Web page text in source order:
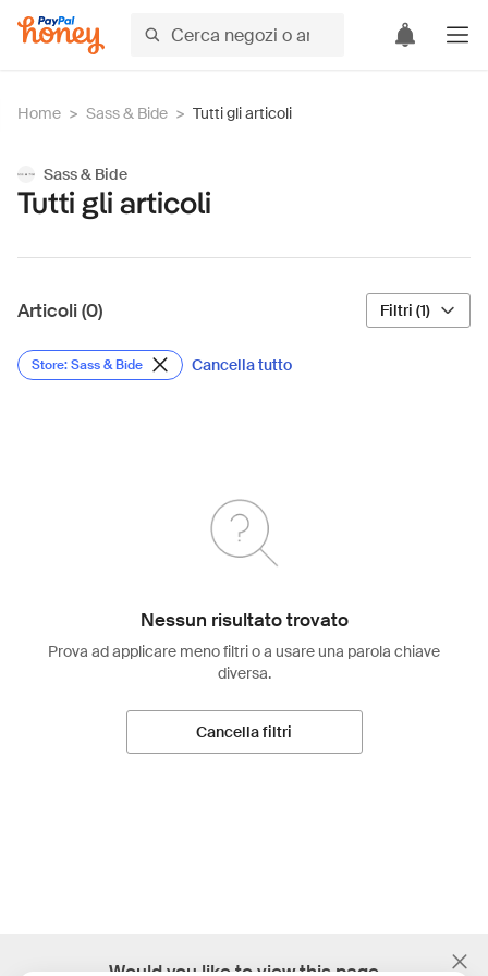
Home > Sass & Bide > Tutti gli articoli
Sass & Bide
Tutti gli articoli
Articoli (0) Filtri (1)
Store: Sass & Bide Cancella tutto
Nessun risultato trovato
Prova ad applicare meno filtri o a usare una parola chiave
diversa.
Cancella filtri